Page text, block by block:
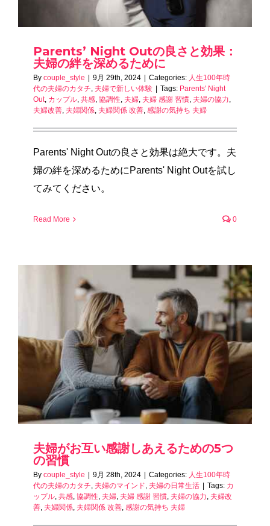
Parents’ Night Outの良さと効果：
夫婦の絆を深めるために
By couple_style | 9月 29th, 2024 | Categories: 人生100年時
代の夫婦のカタチ 夫婦で新しい体験 | Tags: Parents' Night
Out, カップル 共感 協調性 夫婦 夫婦 感謝 習慣 夫婦の協力
夫婦改善 夫婦関係 夫婦関係 改善 感謝の気持ち 夫婦
Parents' Night Outの良さと効果は絶大です。夫
婦の絆を深めるためにParents' Night Outを試し
てみてください。
Read More 0
夫婦がお互い感謝しあえるための5つ
の習慣
By couple_style | 9月 28th, 2024 | Categories: 人生100年時
代の夫婦のカタチ, 夫婦のマインド, 夫婦の日常生活 | Tags: カ
ップル, 共感, 協調性, 夫婦, 夫婦 感謝 習慣, 夫婦の協力, 夫婦改
善, 夫婦関係, 夫婦関係 改善, 感謝の気持ち 夫婦